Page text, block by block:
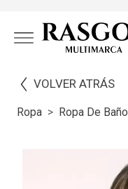
VOLVER ATRÁS
Ropa Ropa De Baño